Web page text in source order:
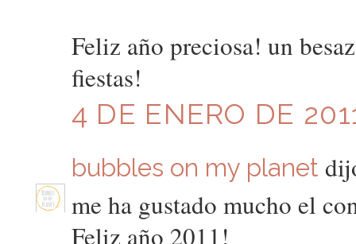
Feliz año preciosa! un
fiestas!
4 DE ENERO DE
bubbles on my planet
me ha gustado mucho el
Feliz año 2011!